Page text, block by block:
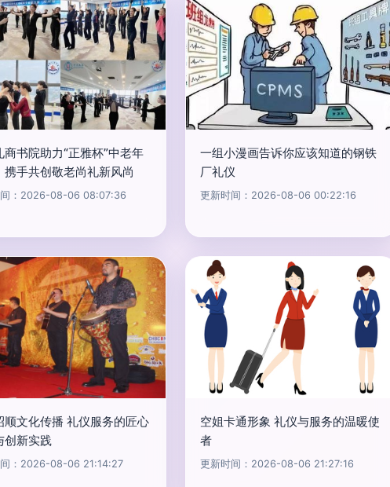
商书院助力“正雅杯”中老年
携手共创敬老尚礼新风尚
：2026-08-06 08:07:36
一组小漫画告诉你应该知道的钢铁
厂礼仪
更新时间：2026-08-06 00:22:16
顺文化传播 礼仪服务的匠心
创新实践
：2026-08-06 21:14:27
空姐卡通形象 礼仪与服务的温暖使
者
更新时间：2026-08-06 21:27:16